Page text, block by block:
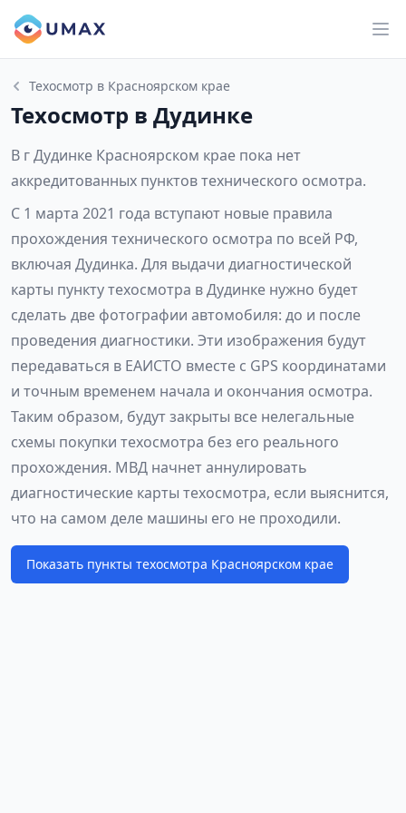
Техосмотр в Красноярском крае
Техосмотр в Дудинке
В г Дудинке Красноярском крае пока нет
аккредитованных пунктов технического осмотра.
С 1 марта 2021 года вступают новые правила
прохождения технического осмотра по всей РФ,
включая Дудинка. Для выдачи диагностической
карты пункту техосмотра в Дудинке нужно будет
сделать две фотографии автомобиля: до и после
проведения диагностики. Эти изображения будут
передаваться в ЕАИСТО вместе с GPS координатами
и точным временем начала и окончания осмотра.
Таким образом, будут закрыты все нелегальные
схемы покупки техосмотра без его реального
прохождения. МВД начнет аннулировать
диагностические карты техосмотра, если выяснится,
что на самом деле машины его не проходили.
Показать пункты техосмотра Красноярском крае